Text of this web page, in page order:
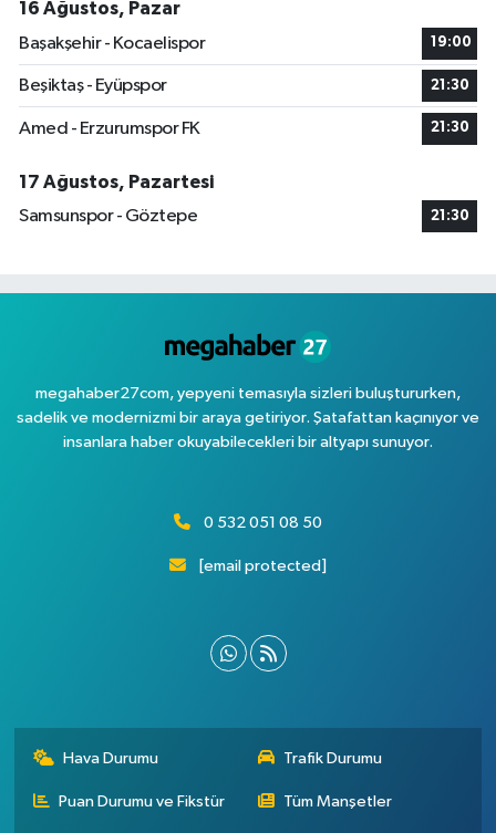
16 Ağustos, Pazar
Başakşehir - Kocaelispor
19:00
Beşiktaş - Eyüpspor 21:30
Amed - Erzurumspor FK 21:30
17 Ağustos, Pazartesi
Samsunspor - Göztepe
21:30
megahaber27com, yepyeni temasıyla sizleri buluştururken,
sadelik ve modernizmi bir araya getiriyor. Şatafattan kaçınıyor ve
insanlara haber okuyabilecekleri bir altyapı sunuyor.
0 532 051 08 50
[email protected]
Hava Durumu Trafik Durumu
Puan Durumu ve Fikstür Tüm Manşetler